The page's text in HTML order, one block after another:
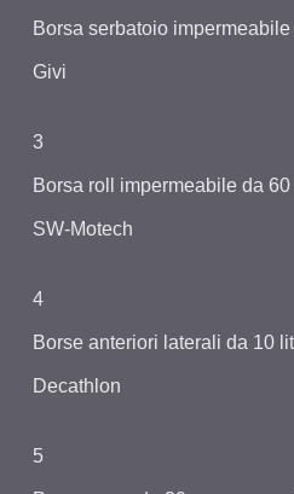
Borsa serbatoio
Givi
3
Borsa roll impermeabile da 60
SW-Motech
4
Borse anteriori laterali da 10
Decathlon
5